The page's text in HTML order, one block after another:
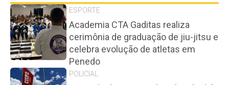
ESPORTE
Academia CTA Gaditas realiza
cerimônia de graduação de jiu-jitsu e
celebra evolução de atletas em
Penedo
POLICIAL